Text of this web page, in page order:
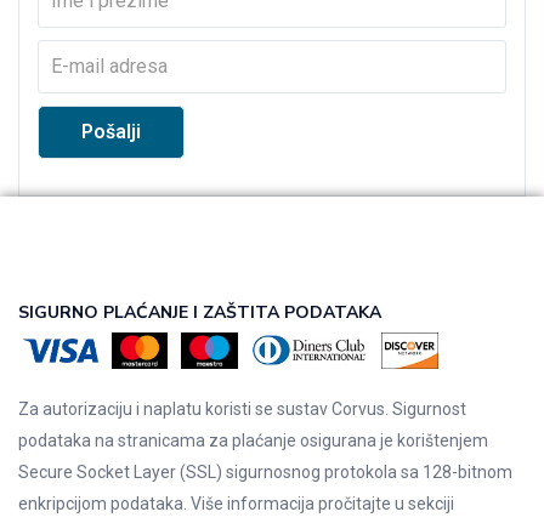
SIGURNO PLAĆANJE I ZAŠTITA PODATAKA
Za autorizaciju i naplatu koristi se sustav Corvus. Sigurnost
podataka na stranicama za plaćanje osigurana je korištenjem
Secure Socket Layer (SSL) sigurnosnog protokola sa 128-bitnom
enkripcijom podataka. Više informacija pročitajte u sekciji